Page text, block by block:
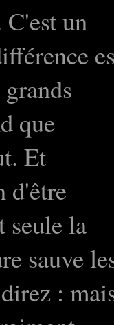
un
que
Et
d'être
seule la
sauve
: